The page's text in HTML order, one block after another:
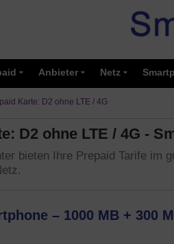
Anbieter Netz
Karte: D2 ohne LTE / 4G
D2 ohne LTE / 4G -
bieten Ihre Prepaid Tarife im
– 1000 MB + 300